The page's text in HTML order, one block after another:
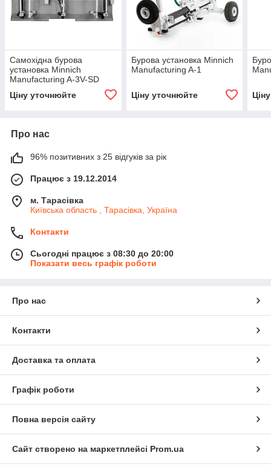
Самохідна бурова
установка Minnich
Manufacturing A-3V-SD
Ціну уточнюйте
Бурова установка Minnich
Manufacturing A-1
Ціну уточнюйте
Про нас
96% позитивних з 25 відгуків за рік
Працює з 19.12.2014
м. Тарасівка
Київська область , Тарасівка, Україна
Контакти
Сьогодні працює з 08:30 до 20:00
Показати весь графік роботи
Про нас
Контакти
Доставка та оплата
Графік роботи
Повна версія сайту
Сайт створено на маркетплейсі Prom.ua